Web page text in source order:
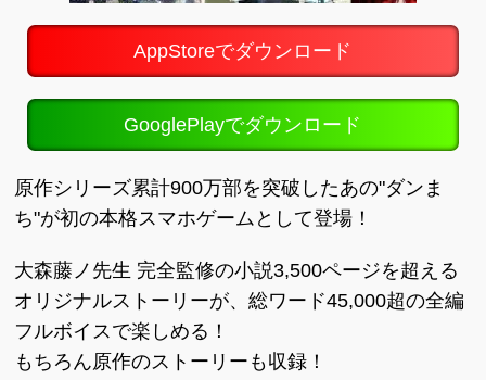
AppStoreでダウンロード
GooglePlayでダウンロード
原作シリーズ累計900万部を突破したあの"ダンま
ち"が初の本格スマホゲームとして登場！
大森藤ノ先生 完全監修の小説3,500ページを超える
オリジナルストーリーが、総ワード45,000超の全編
フルボイスで楽しめる！
もちろん原作のストーリーも収録！